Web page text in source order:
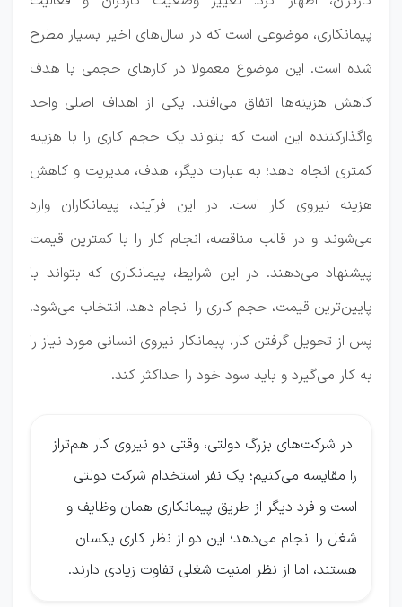
پیمانکاری، موضوعی است که در سال‌های اخیر بسیار مطرح
شده است. این موضوع معمولا در کارهای حجمی با هدف
کاهش هزینه‌ها اتفاق می‌افتد. یکی از اهداف اصلی واحد
واگذارکننده این است که بتواند یک حجم کاری را با هزینه
کمتری انجام دهد؛ به عبارت دیگر، هدف، مدیریت و کاهش
هزینه نیروی کار است. در این فرآیند، پیمانکاران وارد
می‌شوند و در قالب مناقصه، انجام کار را با کمترین قیمت
پیشنهاد می‌دهند. در این شرایط، پیمانکاری که بتواند با
پایین‌ترین قیمت، حجم کاری را انجام دهد، انتخاب می‌شود.
پس از تحویل گرفتن کار، پیمانکار نیروی انسانی مورد نیاز را
به کار می‌گیرد و باید سود خود را حداکثر کند.
در شرکت‌های بزرگ دولتی، وقتی دو نیروی کار هم‌تراز
را مقایسه می‌کنیم؛ یک نفر استخدام شرکت دولتی
است و فرد دیگر از طریق پیمانکاری همان وظایف و
شغل را انجام می‌دهد؛ این دو از نظر کاری یکسان
هستند، اما از نظر امنیت شغلی تفاوت زیادی دارند.